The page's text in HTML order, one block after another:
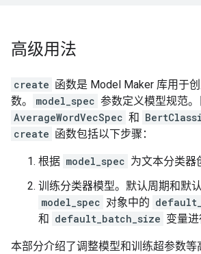
高级用法
create 函数是 Model Maker 库用于
数。
model_spec 参数定义模型规范
AverageWordVecSpec 和
create 函数包括以下步骤：
根据 model_spec 为文本分类器
训练分类器模型。默认周期和默
model_spec 对象中的
和 default_batch_size 变量进
本部分介绍了调整模型和训练超参数等